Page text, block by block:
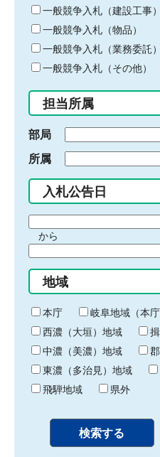
キ
ー
ワ
ー
ド
入
力
一般競争入札（建設工事）
一般競争入札（物品）
一般競争入札（業務委託）
一般競争入札（その他）
担当所属
部局
所属
入札公告日
間
始
り
から
間
終
わ
り
地域
本庁
岐阜地域（本庁
西濃（大垣）地域
中濃（美濃）地域
東濃（多治見）地域
飛騨地域
県外